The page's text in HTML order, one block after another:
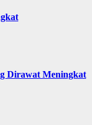
Dirawat Meningkat